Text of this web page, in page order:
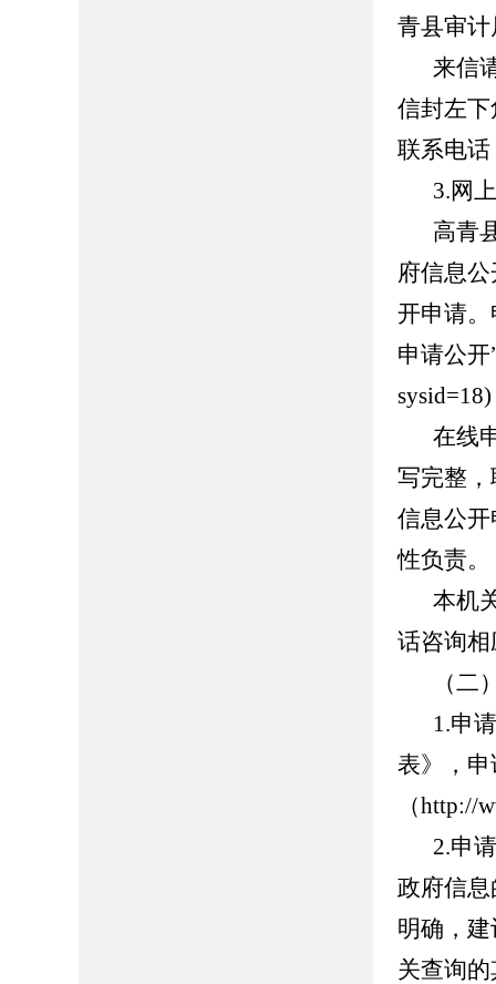
青县审
来信
信封左
联系电话
3.网
高青
府信息
开申请
申请公开
在线
写完整
信息公
性负责
本机
话咨询
（二
1.申
表》，
（http://
2.申
政府信
明确，
关查询